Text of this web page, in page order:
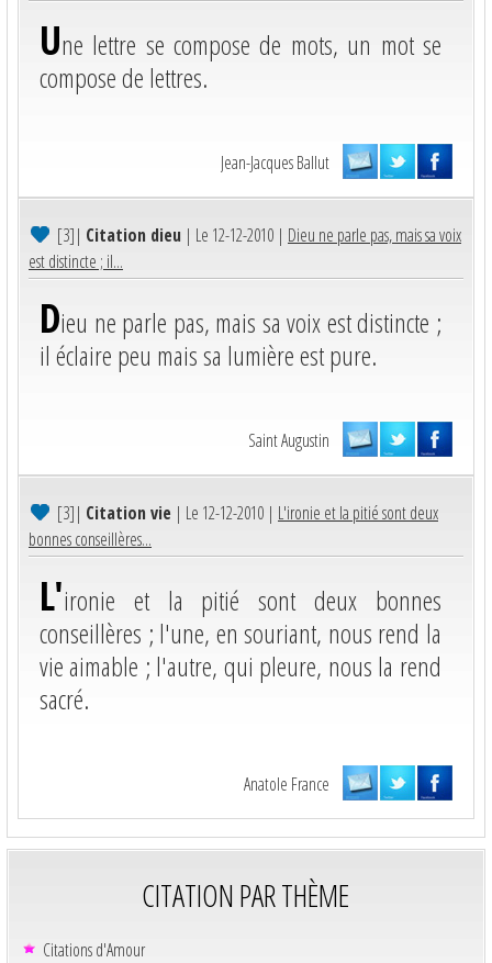
Une lettre se compose de mots, un mot se
compose de lettres.
Jean-Jacques Ballut
[3]| Citation dieu | Le 12-12-2010 | Dieu ne parle pas, mais sa voix
est distincte ; il...
Dieu ne parle pas, mais sa voix est distincte ;
il éclaire peu mais sa lumière est pure.
Saint Augustin
[3]| Citation vie | Le 12-12-2010 | L'ironie et la pitié sont deux
bonnes conseillères...
L'ironie et la pitié sont deux bonnes
conseillères ; l'une, en souriant, nous rend la
vie aimable ; l'autre, qui pleure, nous la rend
sacré.
Anatole France
CITATION PAR THÈME
Citations d'Amour